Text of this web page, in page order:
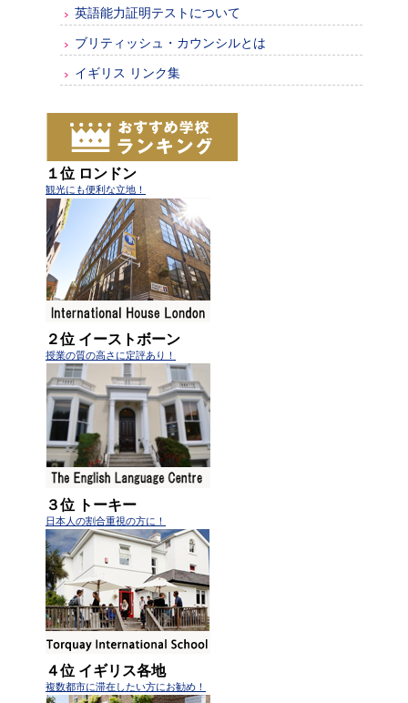
英語能力証明テストについて
ブリティッシュ・カウンシルとは
イギリス リンク集
１位 ロンドン
観光にも便利な立地！
２位 イーストボーン
授業の質の高さに定評あり！
３位 トーキー
日本人の割合重視の方に！
４位 イギリス各地
複数都市に滞在したい方にお勧め！